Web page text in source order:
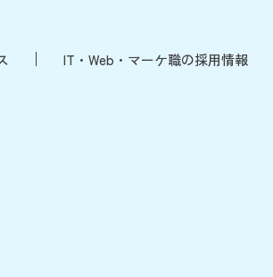
IT・Web・マーケ職の採用情報